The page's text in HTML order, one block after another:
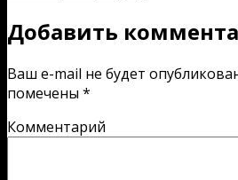
Добавить
Ваш e-mail не будет
помечены *
Комментарий